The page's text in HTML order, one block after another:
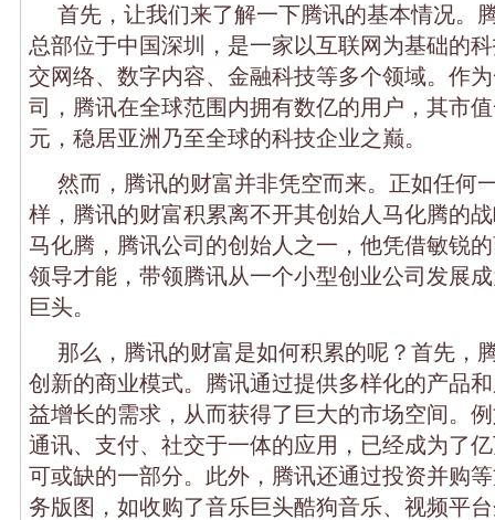
首先，让我们来了解一下腾讯的基本情况。
总部位于中国深圳，是一家以互联网为基础的
交网络、数字内容、金融科技等多个领域。作
司，腾讯在全球范围内拥有数亿的用户，其市
元，稳居亚洲乃至全球的科技企业之巅。
然而，腾讯的财富并非凭空而来。正如任何
样，腾讯的财富积累离不开其创始人马化腾的
马化腾，腾讯公司的创始人之一，他凭借敏锐
领导才能，带领腾讯从一个小型创业公司发展
巨头。
那么，腾讯的财富是如何积累的呢？首先，
创新的商业模式。腾讯通过提供多样化的产品
益增长的需求，从而获得了巨大的市场空间。
通讯、支付、社交于一体的应用，已经成为了
可或缺的一部分。此外，腾讯还通过投资并购
务版图，如收购了音乐巨头酷狗音乐、视频平